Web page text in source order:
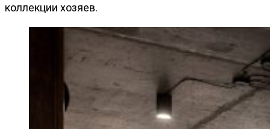
коллекции хозяев.